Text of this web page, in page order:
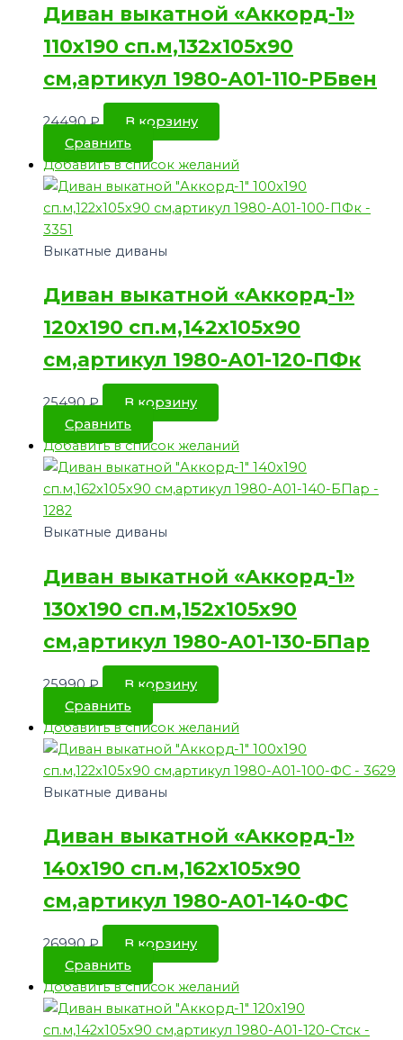
Диван выкатной «Аккорд-1»
110х190 сп.м,132х105х90
см,артикул 1980-А01-110-РБвен
24490₽
В корзину
Сравнить
Добавить в список желаний
Выкатные диваны
Диван выкатной «Аккорд-1»
120х190 сп.м,142х105х90
см,артикул 1980-А01-120-ПФк
25490₽
В корзину
Сравнить
Добавить в список желаний
Выкатные диваны
Диван выкатной «Аккорд-1»
130х190 сп.м,152х105х90
см,артикул 1980-А01-130-БПар
25990₽
В корзину
Сравнить
Добавить в список желаний
Выкатные диваны
Диван выкатной «Аккорд-1»
140х190 сп.м,162х105х90
см,артикул 1980-А01-140-ФС
26990₽
В корзину
Сравнить
Добавить в список желаний